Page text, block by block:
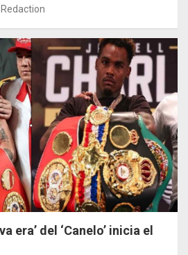
Redaction
era’ del ‘Canelo’ inicia el